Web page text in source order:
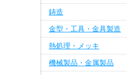
鋳造
金型・工具・金具製造
熱処理・メッキ
機械製品・金属製品